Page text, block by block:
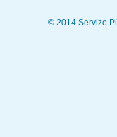
© 2014 Servizo